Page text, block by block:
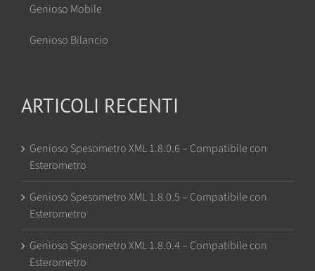
Genioso Mobile
Genioso Bilancio
ARTICOLI RECENTI
Genioso Spesometro XML 1.8.0.6 – Compatibile con
Esterometro
Genioso Spesometro XML 1.8.0.5 – Compatibile con
Esterometro
Genioso Spesometro XML 1.8.0.4 – Compatibile con
Esterometro